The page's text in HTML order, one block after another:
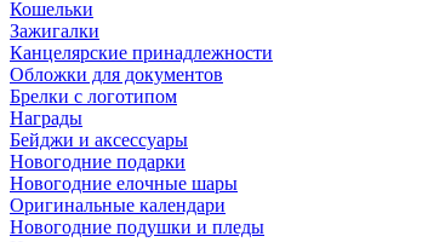
Кошельки
Зажигалки
Канцелярские принадлежности
Обложки для документов
Брелки с логотипом
Награды
Бейджи и аксессуары
Новогодние подарки
Новогодние елочные шары
Оригинальные календари
Новогодние подушки и пледы